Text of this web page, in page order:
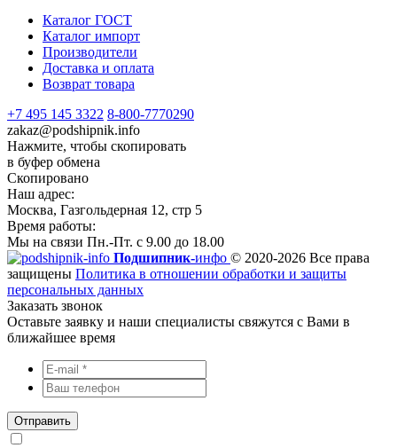
Каталог ГОСТ
Каталог импорт
Производители
Доставка и оплата
Возврат товара
+7 495 145 3322 8-800-7770290
zakaz@podshipnik.info
Нажмите, чтобы скопировать
в буфер обмена
Скопировано
Наш адрес:
Москва, Газгольдерная 12, стр 5
Время работы:
Мы на связи Пн.-Пт. с 9.00 до 18.00
Подшипник-инфо © 2020-2026 Все права
защищены Политика в отношении обработки и защиты
персональных данных
Заказать звонок
Оставьте заявку и наши специалисты свяжутся с Вами в
ближайшее время
Отправить